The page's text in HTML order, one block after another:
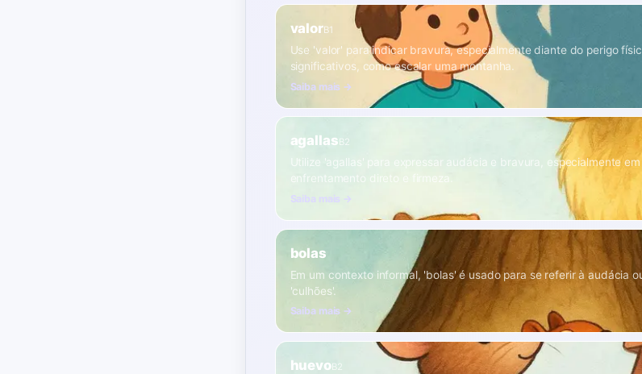
valorB1
Use 'valor' para indicar bravura, especialmente diante do perigo
significativos, como escalar uma montanha.
Saiba mais →
agallas B2
Utilize 'agallas' para expressar audácia e bravura, especialmente
enfrentamento direto e firmeza.
Saiba mais →
bolas
Em um contexto informal, 'bolas' é usado para se referir à audácia
'culhões'.
Saiba mais →
huevoB2